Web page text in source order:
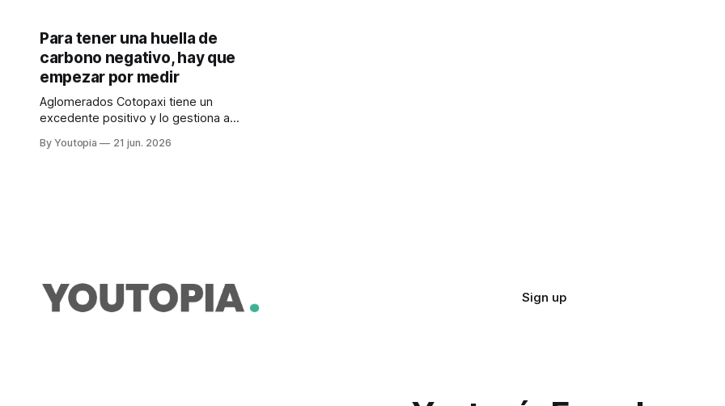
Para tener una huella de
carbono negativo, hay que
empezar por medir
Aglomerados Cotopaxi tiene un
excedente positivo y lo gestiona a
compensación. Se basa en
By Youtopia 21 jun. 2026
Sign up